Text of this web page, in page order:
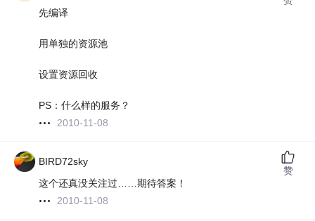
先编译
用单独的资源池
设置资源回收
PS：什么样的服务？
2010-11-08
BIRD72sky
这个还真没关注过……期待答案！
2010-11-08
赞